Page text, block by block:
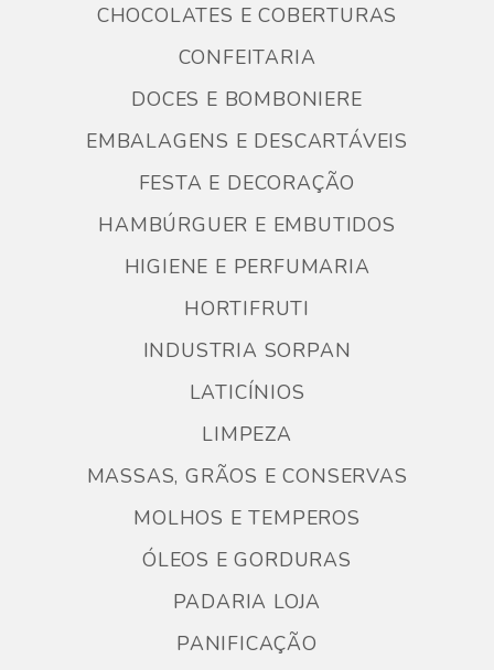
CHOCOLATES E COBERTURAS
CONFEITARIA
DOCES E BOMBONIERE
EMBALAGENS E DESCARTÁVEIS
FESTA E DECORAÇÃO
HAMBÚRGUER E EMBUTIDOS
HIGIENE E PERFUMARIA
HORTIFRUTI
INDUSTRIA SORPAN
LATICÍNIOS
LIMPEZA
MASSAS, GRÃOS E CONSERVAS
MOLHOS E TEMPEROS
ÓLEOS E GORDURAS
PADARIA LOJA
PANIFICAÇÃO